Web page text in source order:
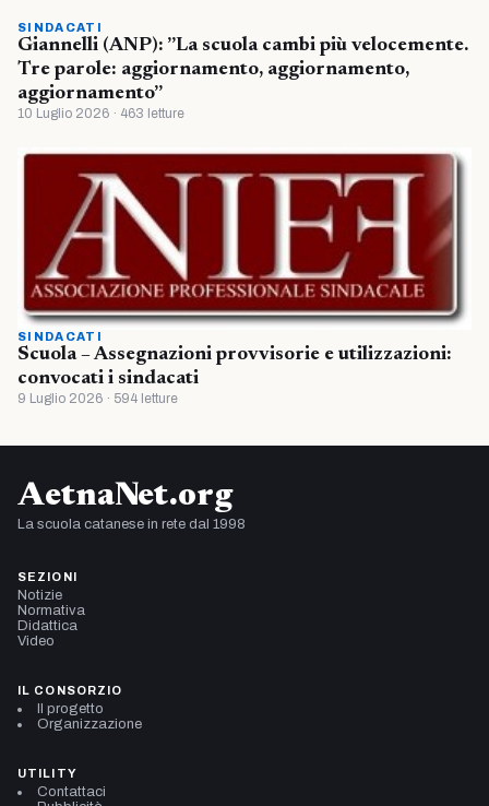
SINDACATI
Giannelli (ANP): ”La scuola cambi più velocemente.
Tre parole: aggiornamento, aggiornamento,
aggiornamento”
10 Luglio 2026 · 463 letture
SINDACATI
Scuola – Assegnazioni provvisorie e utilizzazioni:
convocati i sindacati
9 Luglio 2026 · 594 letture
AetnaNet.org
La scuola catanese in rete dal 1998
SEZIONI
Notizie
Normativa
Didattica
Video
IL CONSORZIO
Il progetto
Organizzazione
UTILITY
Contattaci